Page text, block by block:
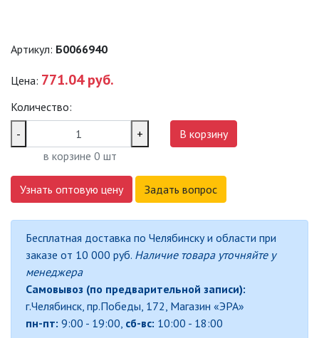
САДОВЫЕ ФАСАДНЫЕ
СВЕТИЛЬНИКИ
РАСТЕНИЙ (ФИТОСВЕТИЛЬНИКИ)
ЭЛЕКТРОМОНТАЖА
БАКТЕРИЦИДНЫЕ ЛАМПЫ
ДАТЧИКИ ДВИЖЕНИЯ И
ФОТОРЕЛЕ
Артикул: Б0066940
Цена: 771.04 руб.
Количество:
-
+
в корзине 0 шт
В корзину
Узнать оптовую цену Задать вопрос
Бесплатная доставка по Челябинску и области при
заказе от 10 000 руб. Наличие товара уточняйте у
менеджера
Самовывоз (по предварительной записи):
г.Челябинск, пр.Победы, 172, Магазин «ЭРА»
пн-пт: 9:00 - 19:00, сб-вс: 10:00 - 18:00